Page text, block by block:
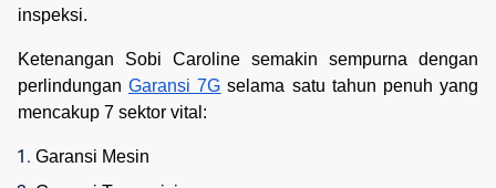
inspeksi.
Ketenangan Sobi Caroline semakin sempurna dengan
perlindunganGaransi 7G selama satu tahun penuh yang
mencakup 7 sektor vital:
Garansi Mesin